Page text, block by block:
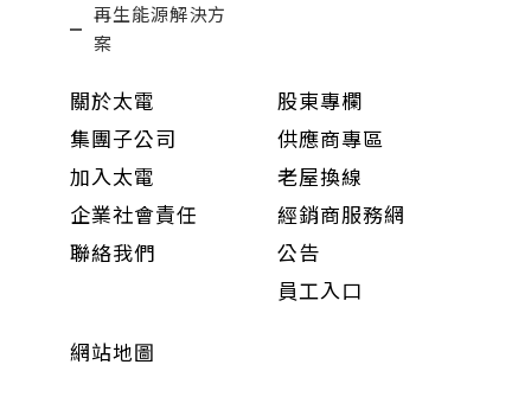
再生能源解決方
案
關於太電
集團子公司
加入太電
企業社會責任
聯絡我們
股東專欄
供應商專區
老屋換線
經銷商服務網
公告
員工入口
網站地圖